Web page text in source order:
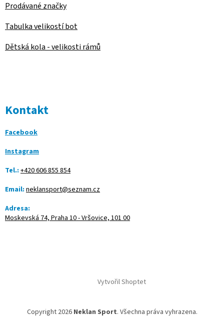
Prodávané značky
Tabulka velikostí bot
Dětská kola - velikosti rámů
Kontakt
Facebook
Instagram
Tel.: +420 606 855 854
Email: neklansport@seznam.cz
Adresa:
Moskevská 74, Praha 10 - Vršovice, 101 00
Vytvořil Shoptet
Copyright 2026 Neklan Sport. Všechna práva vyhrazena.